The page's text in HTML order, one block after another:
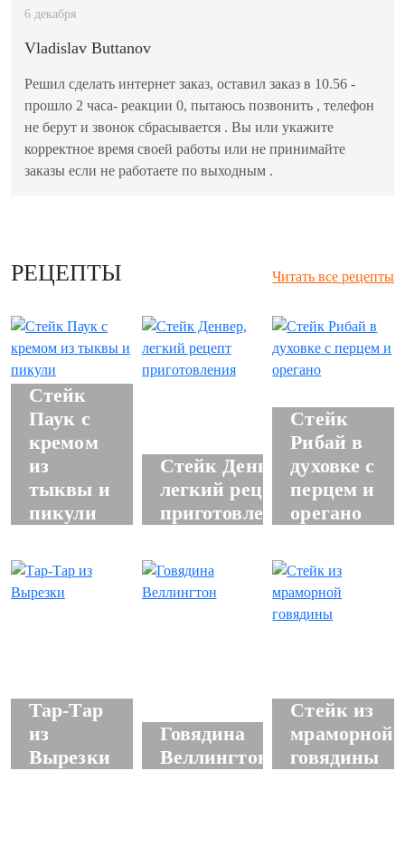
6 декабря
Vladislav Buttanov
Решил сделать интернет заказ, оставил заказ в 10.56 -
прошло 2 часа- реакции 0, пытаюсь позвонить , телефон
не берут и звонок сбрасывается . Вы или укажите
корректное время своей работы или не принимайте
заказы если не работаете по выходным .
РЕЦЕПТЫ Читать все рецепты
Стейк
Паук с
кремом
из
тыквы и
пикули
Стейк Денвер,
легкий рецепт
приготовления
Стейк
Рибай в
духовке с
перцем и
орегано
Тар-Тар
из
Вырезки
Говядина
Веллингтон
Стейк из
мраморной
говядины